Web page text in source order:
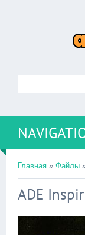
Главная » Файлы
ADE